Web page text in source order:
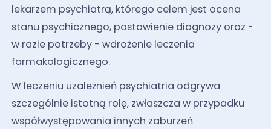
lekarzem psychiatrą, którego celem jest ocena
stanu psychicznego, postawienie diagnozy oraz -
w razie potrzeby - wdrożenie leczenia
farmakologicznego.
W leczeniu uzależnień psychiatria odgrywa
szczególnie istotną rolę, zwłaszcza w przypadku
współwystępowania innych zaburzeń